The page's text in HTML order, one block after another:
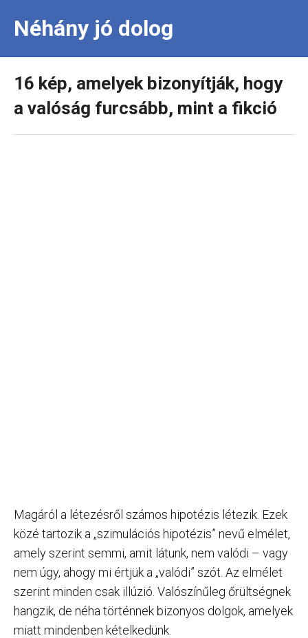
Néhány jó dolog
16 kép, amelyek bizonyítják, hogy
a valóság furcsább, mint a fikció
Magáról a létezésről számos hipotézis létezik. Ezek
közé tartozik a „szimulációs hipotézis” nevű elmélet,
amely szerint semmi, amit látunk, nem valódi – vagy
nem úgy, ahogy mi értjük a „valódi” szót. Az elmélet
szerint minden csak illúzió. Valószínűleg őrültségnek
hangzik, de néha történnek bizonyos dolgok, amelyek
miatt mindenben kételkedünk.